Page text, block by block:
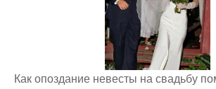
Как опоздание невесты на свадьбу